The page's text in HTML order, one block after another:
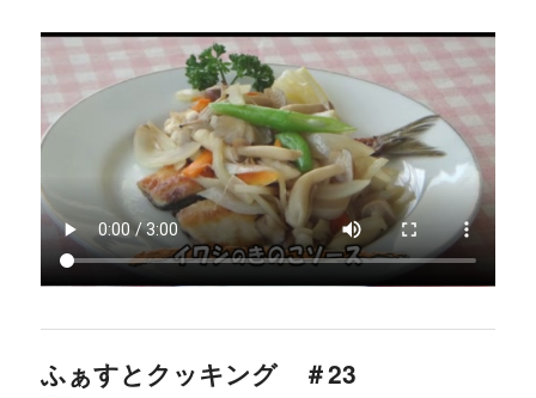
ふぁすとクッキング ＃23